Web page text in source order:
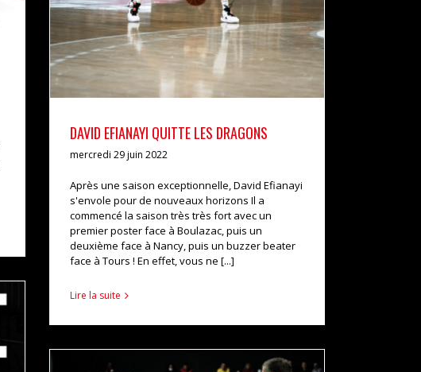
DAVID EFIANAYI QUITTE LES DRAGONS
mercredi 29 juin 2022
Après une saison exceptionnelle, David Efianayi
s'envole pour de nouveaux horizons Il a
commencé la saison très très fort avec un
premier poster face à Boulazac, puis un
deuxième face à Nancy, puis un buzzer beater
face à Tours ! En effet, vous ne [...]
Lire la suite